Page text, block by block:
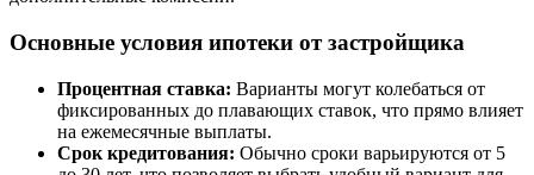
Основные условия ипотеки от застройщика
Процентная ставка: Варианты могут колебаться от
фиксированных до плавающих ставок, что прямо влияет
на ежемесячные выплаты.
Срок кредитования: Обычно сроки варьируются от 5